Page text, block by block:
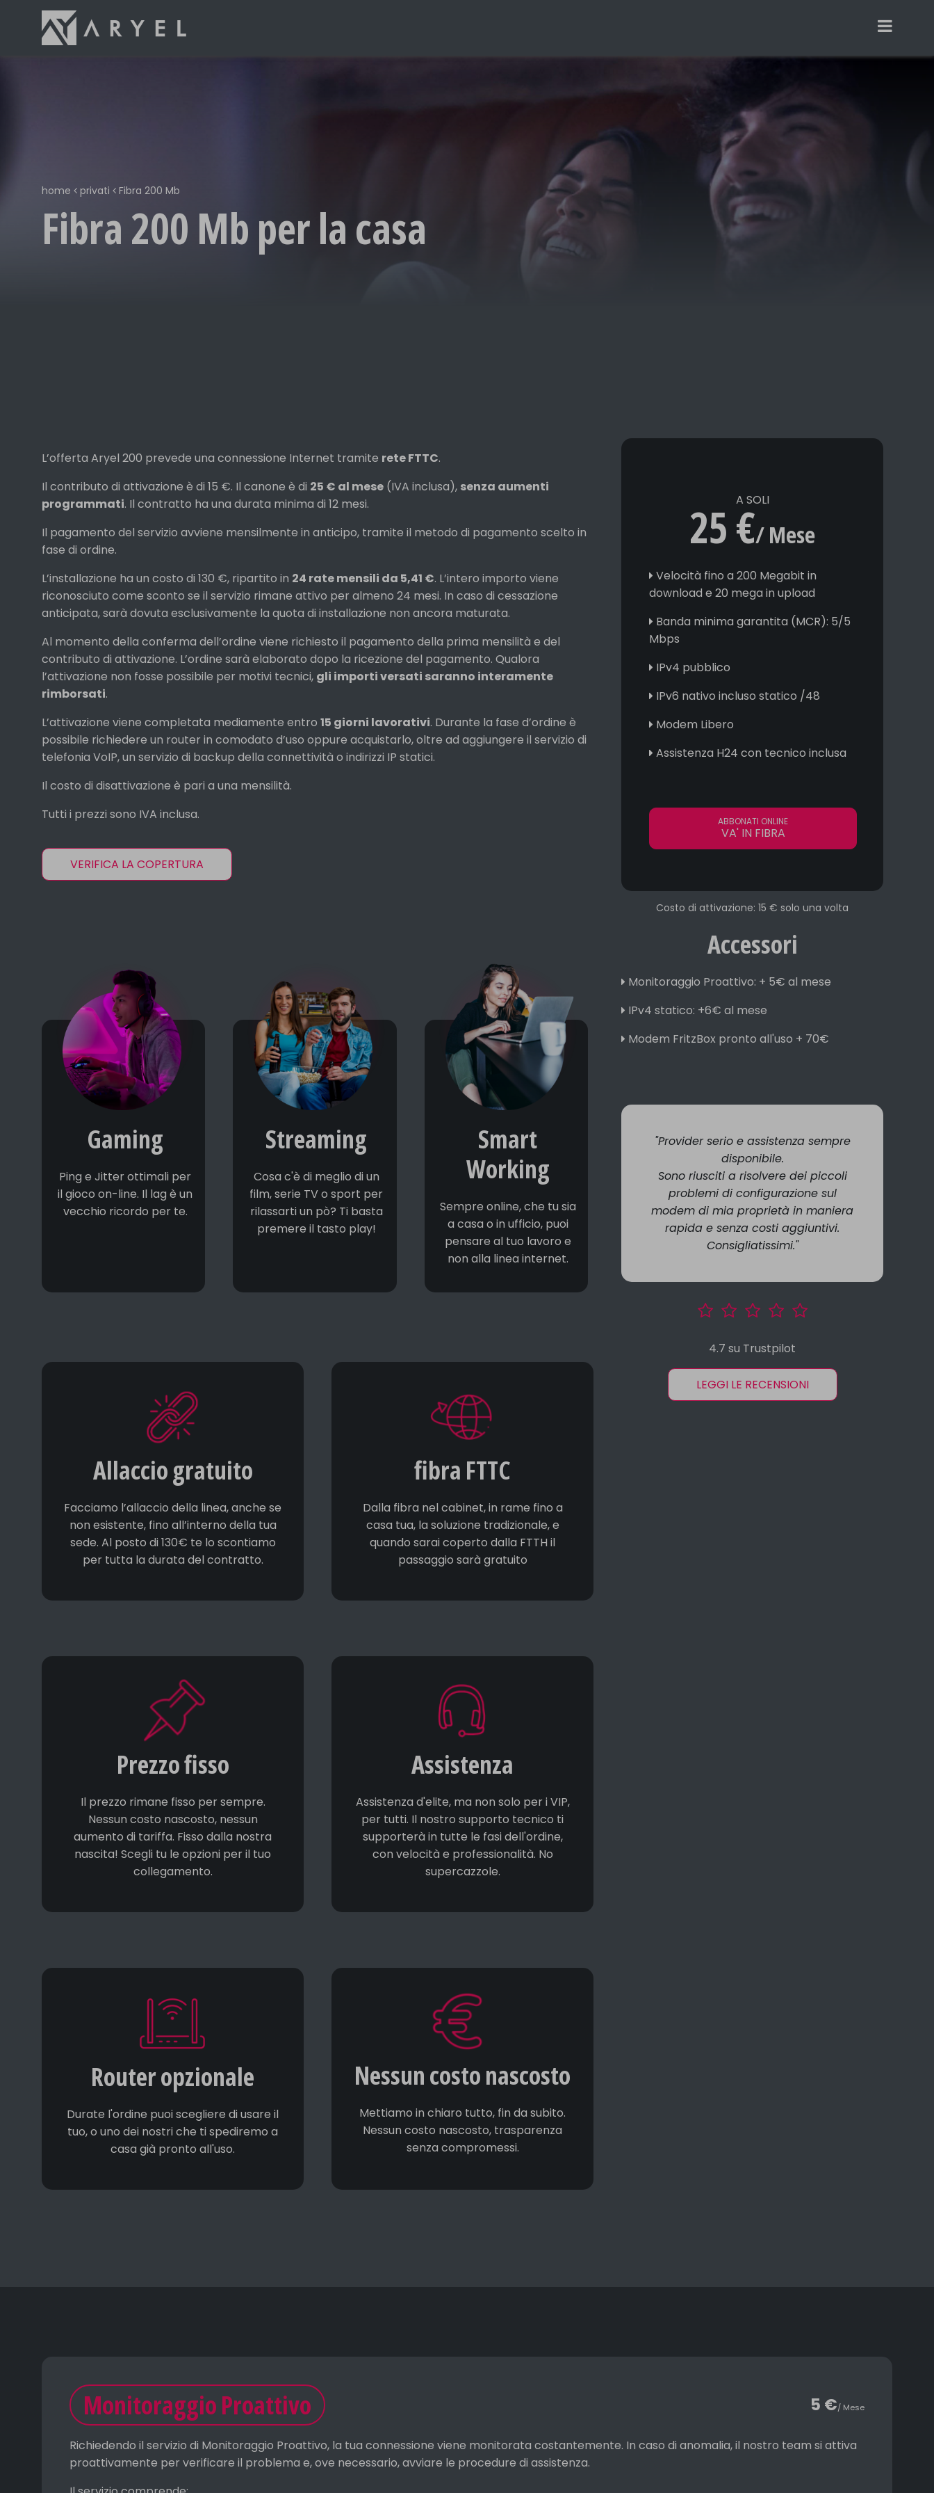
home privati Fibra 200 Mb
Fibra 200 Mb per la casa
L’offerta Aryel 200 prevede una connessione Internet tramite rete FTTC.
Il contributo di attivazione è di 15 €. Il canone è di 25 € al mese (IVA inclusa), senza aumenti
programmati. Il contratto ha una durata minima di 12 mesi.
Il pagamento del servizio avviene mensilmente in anticipo, tramite il metodo di pagamento scelto in
fase di ordine.
L’installazione ha un costo di 130 €, ripartito in 24 rate mensili da 5,41 €. L’intero importo viene
riconosciuto come sconto se il servizio rimane attivo per almeno 24 mesi. In caso di cessazione
anticipata, sarà dovuta esclusivamente la quota di installazione non ancora maturata.
Al momento della conferma dell’ordine viene richiesto il pagamento della prima mensilità e del
contributo di attivazione. L’ordine sarà elaborato dopo la ricezione del pagamento. Qualora
l’attivazione non fosse possibile per motivi tecnici, gli importi versati saranno interamente
rimborsati.
L’attivazione viene completata mediamente entro 15 giorni lavorativi. Durante la fase d’ordine è
possibile richiedere un router in comodato d’uso oppure acquistarlo, oltre ad aggiungere il servizio di
telefonia VoIP, un servizio di backup della connettività o indirizzi IP statici.
Il costo di disattivazione è pari a una mensilità.
Tutti i prezzi sono IVA inclusa.
VERIFICA LA COPERTURA
Gaming
Ping e Jitter ottimali per
il gioco on-line. Il lag è un
vecchio ricordo per te.
Streaming
Cosa c'è di meglio di un
film, serie TV o sport per
rilassarti un pò? Ti basta
premere il tasto play!
Smart
Working
Sempre online, che tu sia
a casa o in ufficio, puoi
pensare al tuo lavoro e
non alla linea internet.
Allaccio gratuito
Facciamo l’allaccio della linea, anche se
non esistente, fino all’interno della tua
sede. Al posto di 130€ te lo scontiamo
per tutta la durata del contratto.
fibra FTTC
Dalla fibra nel cabinet, in rame fino a
casa tua, la soluzione tradizionale, e
quando sarai coperto dalla FTTH il
passaggio sarà gratuito
Prezzo fisso
Il prezzo rimane fisso per sempre.
Nessun costo nascosto, nessun
aumento di tariffa. Fisso dalla nostra
nascita! Scegli tu le opzioni per il tuo
collegamento.
Assistenza
Assistenza d'elite, ma non solo per i VIP,
per tutti. Il nostro supporto tecnico ti
supporterà in tutte le fasi dell'ordine,
con velocità e professionalità. No
supercazzole.
Router opzionale
Durate l'ordine puoi scegliere di usare il
tuo, o uno dei nostri che ti spediremo a
casa già pronto all'uso.
Nessun costo nascosto
Mettiamo in chiaro tutto, fin da subito.
Nessun costo nascosto, trasparenza
senza compromessi.
A SOLI
25 €/ Mese
Velocità fino a 200 Megabit in
download e 20 mega in upload
Banda minima garantita (MCR): 5/5
Mbps
IPv4 pubblico
IPv6 nativo incluso statico /48
Modem Libero
Assistenza H24 con tecnico inclusa
ABBONATI ONLINE
VA' IN FIBRA
Costo di attivazione: 15 € solo una volta
Accessori
Monitoraggio Proattivo: + 5€ al mese
IPv4 statico: +6€ al mese
Modem FritzBox pronto all'uso + 70€
"Provider serio e assistenza sempre
disponibile.
Sono riusciti a risolvere dei piccoli
problemi di configurazione sul
modem di mia proprietà in maniera
rapida e senza costi aggiuntivi.
Consigliatissimi."
4.7 su Trustpilot
LEGGI LE RECENSIONI
Monitoraggio Proattivo 5 €/ Mese
Richiedendo il servizio di Monitoraggio Proattivo, la tua connessione viene monitorata costantemente. In caso di anomalia, il nostro team si attiva
proattivamente per verificare il problema e, ove necessario, avviare le procedure di assistenza.